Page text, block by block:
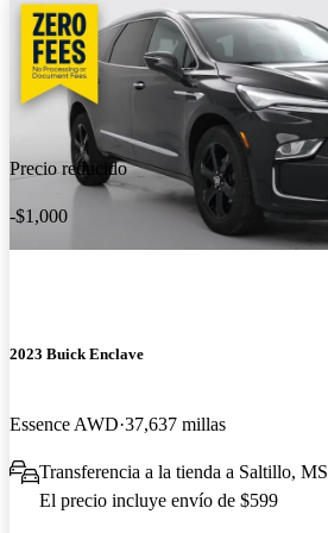
Precio reducido
-$1,000
2023 Buick Enclave
Essence AWD 37,637 millas
Transferencia a la tienda a Saltillo, MS
El precio incluye envío de $599